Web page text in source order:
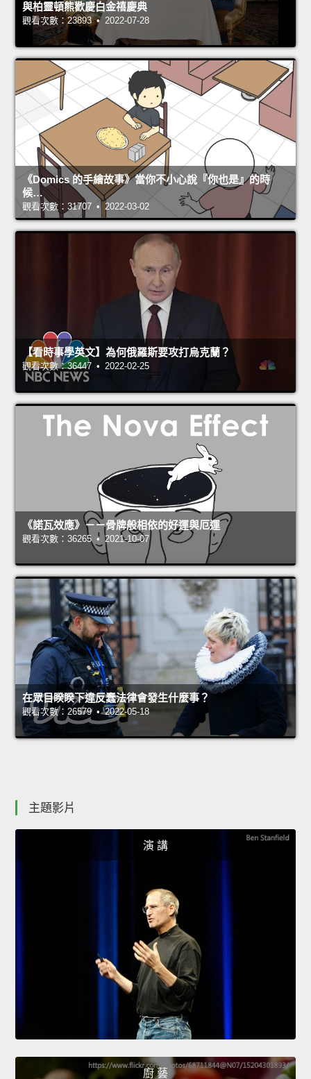
與柏靈頓熊歡慶白金禧慶典
觀看次數：23893 • 2022-07-28
《Domics 的手繪故事》當你不小心說『你也是』的時
候…
觀看次數：31707 • 2022-03-02
【看時事學英文】為何俄羅斯要攻打烏克蘭？
觀看次數：36447 • 2022-02-25
《諾瓦效應》－－骨牌般相依的好運與厄運
觀看次數：36265 • 2021-10-07
在眾目睽睽下違反蠢法律會發生什麼事？
觀看次數：26579 • 2022-05-18
主題影片
演 講
廚 藝